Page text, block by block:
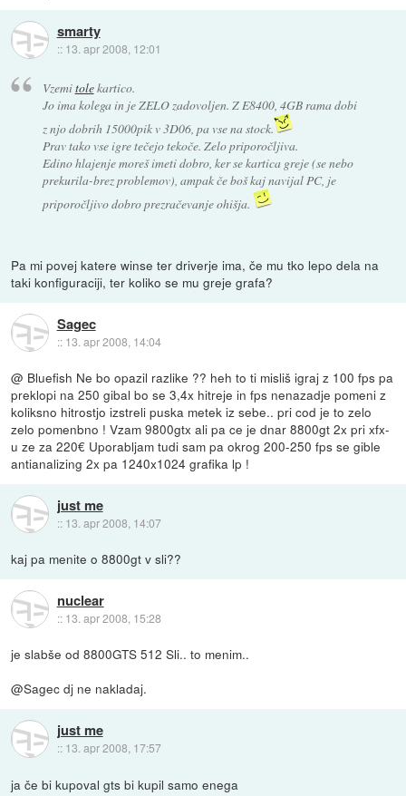
smarty
:: 13. apr 2008, 12:01
Vzemitolekartico.
Jo ima kolega in je ZELO zadovoljen. Z E8400, 4GB rama dobi
z njo dobrih 15000pik v 3D06, pa vse na stock.
Prav tako vse igre tečejo tekoče. Zelo priporočljiva.
Edino hlajenje moreš imeti dobro, ker se kartica greje (se nebo
prekurila-brez problemov), ampak če boš kaj navijal PC, je
priporočljivo dobro prezračevanje ohišja.
Pa mi povej katere winse ter driverje ima, če mu tko lepo dela na
taki konfiguraciji, ter koliko se mu greje grafa?
Sagec
:: 13. apr 2008, 14:04
@ Bluefish Ne bo opazil razlike ?? heh to ti misliš igraj z 100 fps pa
preklopi na 250 gibal bo se 3,4x hitreje in fps nenazadje pomeni z
koliksno hitrostjo izstreli puska metek iz sebe.. pri cod je to zelo
zelo pomenbno ! Vzam 9800gtx ali pa ce je dnar 8800gt 2x pri xfx-
u ze za 220€ Uporabljam tudi sam pa okrog 200-250 fps se gible
antianalizing 2x pa 1240x1024 grafika lp !
just me
:: 13. apr 2008, 14:07
kaj pa menite o 8800gt v sli??
nuclear
:: 13. apr 2008, 15:28
je slabše od 8800GTS 512 Sli.. to menim..
@Sagec dj ne nakladaj.
just me
:: 13. apr 2008, 17:57
ja če bi kupoval gts bi kupil samo enega